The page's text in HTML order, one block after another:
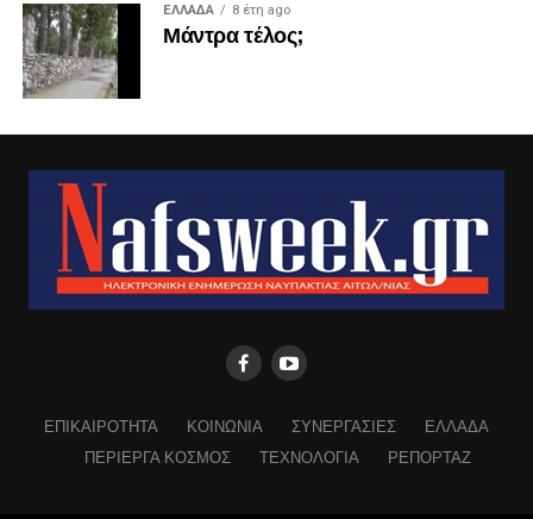
ΕΛΛΑΔΑ 8 έτη ago
Μάντρα τέλος;
ΕΠΙΚΑΙΡΟΤΗΤΑ ΚΟΙΝΩΝΙΑ ΣΥΝΕΡΓΑΣΙΕΣ
ΕΛΛΑΔΑ
ΠΕΡΙΕΡΓΑ ΚΟΣΜΟΣ
ΤΕΧΝΟΛΟΓΙΑ ΡΕΠΟΡΤΑΖ